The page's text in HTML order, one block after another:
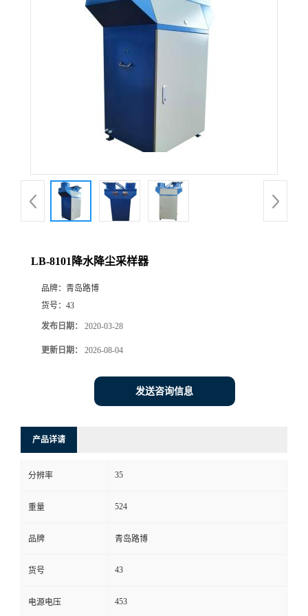
品
厅
联
系
方
式
LB-8101降水降尘采样器
品牌： 青岛路博
货号： 43
发布日期： 2020-03-28
更新日期： 2026-08-04
发送咨询信息
产品详请
分辨率 35
重量 524
品牌 青岛路博
货号 43
电源电压 453